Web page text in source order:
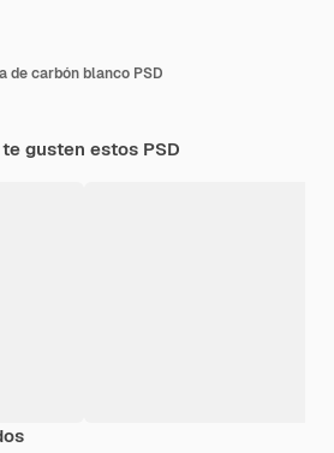
de carbón blanco PSD
gusten estos PSD